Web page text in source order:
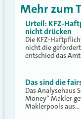
Mehr zum
Urteil: KFZ-
nicht drücken
Die KFZ-
nicht die
entschied das
Das sind die
Das Analysehaus
Money“ Makler
Maklerpools aus…